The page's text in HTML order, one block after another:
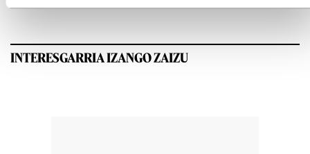
INTERESGARRIA IZANGO ZAIZU